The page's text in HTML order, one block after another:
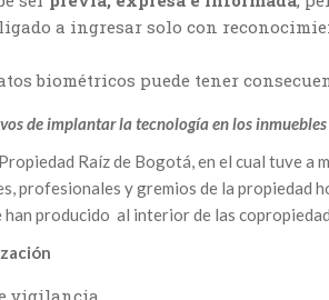
a ingresar solo con
biométricos puede tener
de implantar la tecnología en los
Raíz de Bogotá, en el cual tuve
profesionales y gremios de la propiedad
han producido al interior de las
vigilancia.